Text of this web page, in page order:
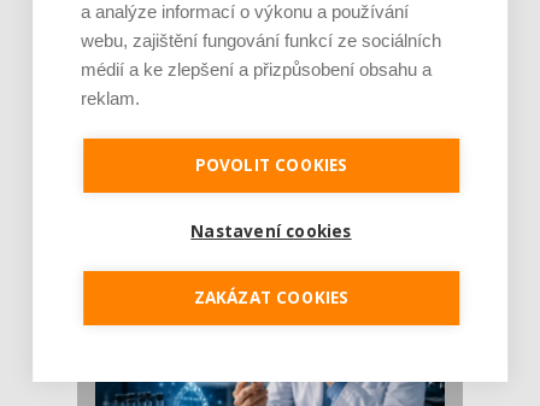
stravě ho mám dostatek. Znáte nejčastějš [...]
Pojem protein již nějakou dobu rezonuje
v oblasti zdraví, výživy i dlouhověkosti. Přesto
a analýze informací o výkonu a používání
webu, zajištění fungování funkcí ze sociálních
médií a ke zlepšení a přizpůsobení obsahu a
reklam.
POVOLIT COOKIES
Nastavení cookies
ZAKÁZAT COOKIES